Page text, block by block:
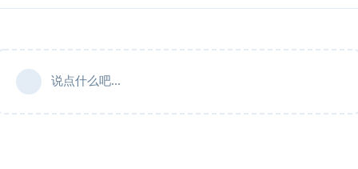
说点什么吧...